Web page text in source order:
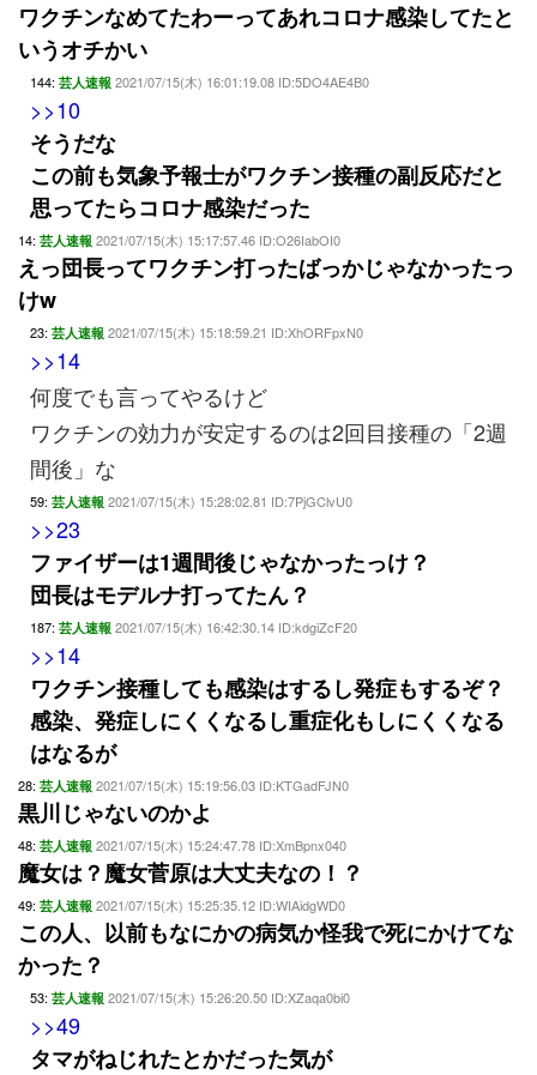
ワクチンなめてたわーってあれコロナ感染してたと
いうオチかい
144: 芸人速報 2021/07/15(木) 16:01:19.08 ID:5DO4AE4B0
>>10
そうだな
この前も気象予報士がワクチン接種の副反応だと
思ってたらコロナ感染だった
14: 芸人速報 2021/07/15(木) 15:17:57.46 ID:O26IabOI0
えっ団長ってワクチン打ったばっかじゃなかったっ
けw
23: 芸人速報 2021/07/15(木) 15:18:59.21 ID:XhORFpxN0
>>14
何度でも言ってやるけど
ワクチンの効力が安定するのは2回目接種の「2週
間後」な
59: 芸人速報 2021/07/15(木) 15:28:02.81 ID:7PjGClvU0
>>23
ファイザーは1週間後じゃなかったっけ？
団長はモデルナ打ってたん？
187: 芸人速報 2021/07/15(木) 16:42:30.14 ID:kdgiZcF20
>>14
ワクチン接種しても感染はするし発症もするぞ？
感染、発症しにくくなるし重症化もしにくくなる
はなるが
28: 芸人速報 2021/07/15(木) 15:19:56.03 ID:KTGadFJN0
黒川じゃないのかよ
48: 芸人速報 2021/07/15(木) 15:24:47.78 ID:XmBpnx040
魔女は？魔女菅原は大丈夫なの！？
49: 芸人速報 2021/07/15(木) 15:25:35.12 ID:WIAidgWD0
この人、以前もなにかの病気か怪我で死にかけてな
かった？
53: 芸人速報 2021/07/15(木) 15:26:20.50 ID:XZaqa0bi0
>>49
タマがねじれたとかだった気が